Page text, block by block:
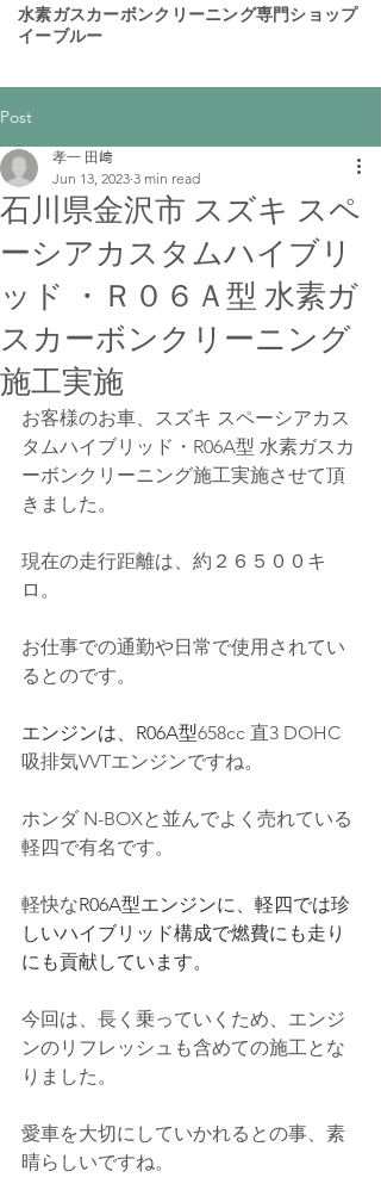
​水素ガスカーボンクリーニング専門ショップ
イーブルー
Post
石川県金沢市 スズキ スペ
ーシアカスタムハイブリ
ッド ・Ｒ０６Ａ型 水素ガ
スカーボンクリーニング
施工実施
孝一 田﨑
Jun 13, 2023 3 min read
お客様のお車、スズキ スペーシアカス
タムハイブリッド・R06A型 水素ガスカ
ーボンクリーニング施工実施させて頂
きました。
現在の走行距離は、約２６５００キ
ロ。
お仕事での通勤や日常で使用されてい
るとのです。
エンジンは、R06A型658cc 直3 DOHC
吸排気VVTエンジンですね。
ホンダ N-BOXと並んでよく売れている
軽四で有名です。
軽快なR06A型エンジンに、軽四では珍
しいハイブリッド構成で燃費にも走り
にも貢献しています。
今回は、長く乗っていくため、エンジ
ンのリフレッシュも含めての施工とな
りました。
愛車を大切にしていかれるとの事、素
晴らしいですね。